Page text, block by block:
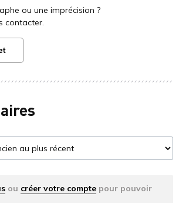
ou une imprécision ?
contacter.
ou créer votre compte pour pouvoir